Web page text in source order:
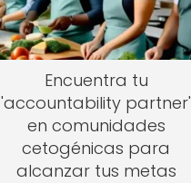
Encuentra tu
'accountability partner'
en comunidades
cetogénicas para
alcanzar tus metas